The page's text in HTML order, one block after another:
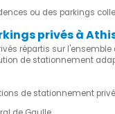
ou des parkings
privés à
répartis sur
de stationnement
de stationnement